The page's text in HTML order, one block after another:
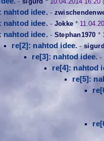
nahtod idee. -
nahtod idee.- Jokke *
nahtod idee.- Stephan1970 *
re[2]: nahtod idee. -sigurd
re[3]: nahtod idee. -
re[4]: nahtod
re[5]: